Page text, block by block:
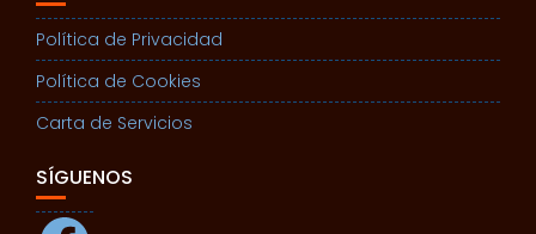
Política de Privacidad
Política de Cookies
Carta de Servicios
SÍGUENOS
Facebook